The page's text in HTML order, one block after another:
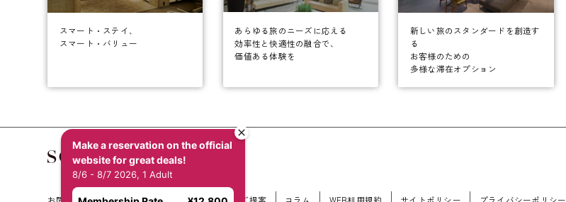
スマート・ステイ、
スマート・バリュー
あらゆる旅のニーズに応える
効率性と快適性の融合で、
価値ある体験を
新しい旅のスタンダードを創造す
る
お客様のための
多様な滞在オプション
Make a reservation on the official
website for great deals!
8/6 - 8/7 2026, 1 Adult